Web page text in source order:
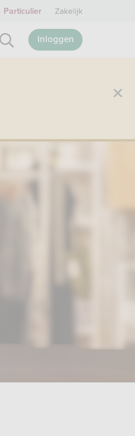
Inloggen
Particulier Zakelijk